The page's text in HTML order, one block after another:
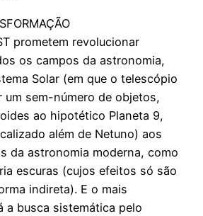
prometem revolucionar
os campos da astronomia,
Solar (em que o telescópio
um sem-número de objetos,
ao hipotético Planeta 9,
além de Netuno) aos
da astronomia moderna, como
escuras (cujos efeitos só são
indireta). E o mais
a busca sistemática pelo